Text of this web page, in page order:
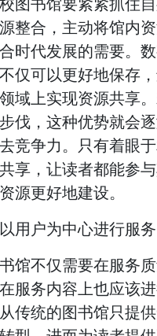
整合，主动将馆内
时代发展的需要。
仅可以更好地保存
域上实现资源共享
伐，这种优势就会
竞争力。只有着眼
享，让读者都能参
源更好地建设。
以用户为中心进行服务
馆不仅需要在服务
服务内容上也应该
传统的图书馆只提